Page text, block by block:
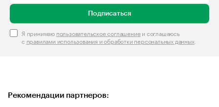
Подписаться
Я принимаю пользовательское соглашениеи соглашаюсь
с правилами использования и обработки персональных данных.
Рекомендации партнеров: